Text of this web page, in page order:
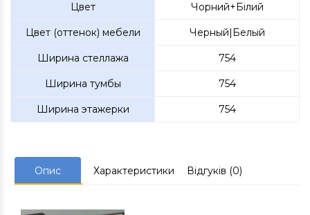
Цвет Чорний+Білий
Цвет (оттенок) мебели Черный|Белый
Ширина стеллажа 754
Ширина тумбы 754
Ширина этажерки 754
Опис Характеристики Відгуків (0)